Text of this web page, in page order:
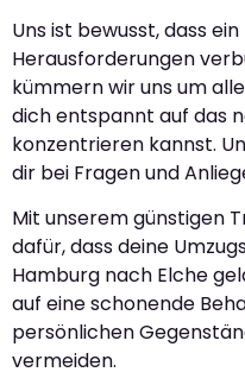
Uns ist bewusst, dass
Herausforderungen
kümmern wir uns um
dich entspannt auf das
konzentrieren kannst.
dir bei Fragen und
Mit unserem günstigen
dafür, dass deine
Hamburg nach Elche
auf eine schonende
persönlichen
vermeiden.